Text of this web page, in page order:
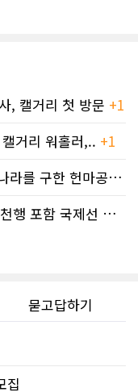
, 캘거리 첫 방문 +1
거리 워홀러,.. +1
동화작가가 읽은 동화책_93 『말로 나라를 구한 헌마공..+2
웨스트젯 승무원 전면 파업 돌입…인천행 포함 국제선 줄..
묻고답하기
집